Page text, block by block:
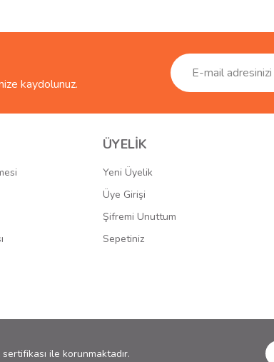
kaydolunuz.
ÜYELİK
Yeni Üyelik
Üye Girişi
Şifremi Unuttum
Sepetiniz
ile korunmaktadır.